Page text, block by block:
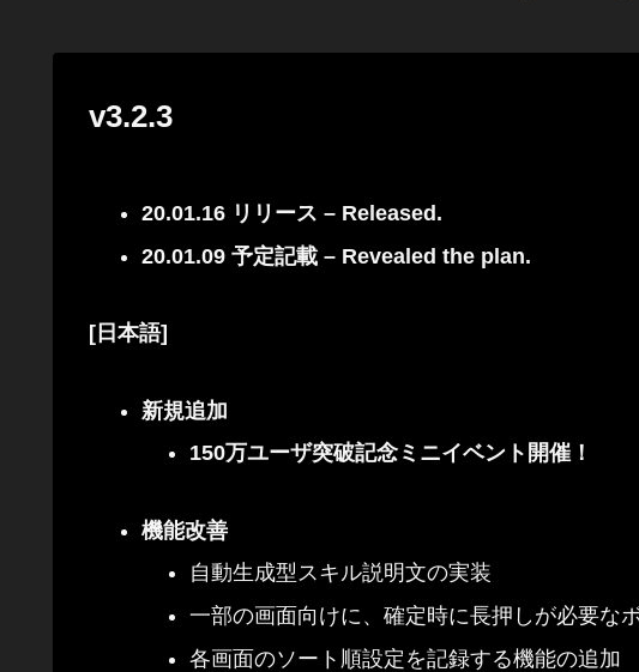
v3.2.3
20.01.16 リリース – Released.
20.01.09 予定記載 – Revealed the plan.
[日本語]
新規追加
150万ユーザ突破記念ミニイベント開催！
機能改善
自動生成型スキル説明文の実装
一部の画面向けに、確定時に長押しが必要な
各画面のソート順設定を記録する機能の追加